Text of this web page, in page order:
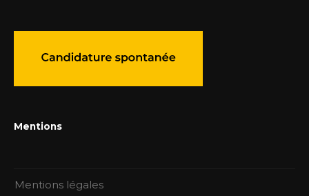
Mentions
Mentions légales